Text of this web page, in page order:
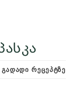
ᲒᲐᲓᲐᲓᲘ ᲠᲔᲪᲔᲞᲢᲖᲔ